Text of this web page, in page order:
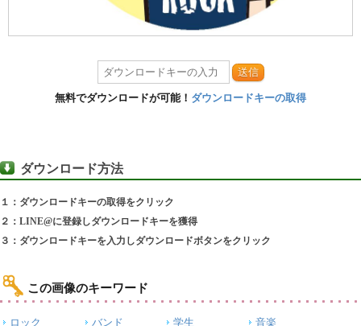
送信
無料でダウンロードが可能！ ダウンロードキーの取得
ダウンロード方法
１：ダウンロードキーの取得をクリック
２：LINE@に登録しダウンロードキーを獲得
３：ダウンロードキーを入力しダウンロードボタンをクリック
この画像のキーワード
ロック バンド 学生
音楽